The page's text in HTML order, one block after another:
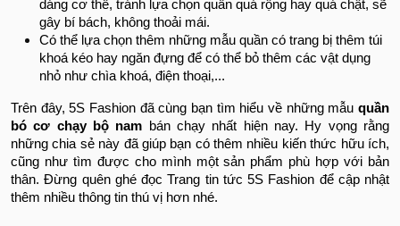
dáng cơ thể, tránh lựa chọn quần quá rộng hay quá chật, sẽ
gây bí bách, không thoải mái.
Có thể lựa chọn thêm những mẫu quần có trang bị thêm túi
khoá kéo hay ngăn đựng để có thể bỏ thêm các vật dụng
nhỏ như chìa khoá, điện thoại,...
Trên đây, 5S Fashion đã cùng bạn tìm hiểu về những mẫu quần
bó cơ chạy bộ nam
bán chạy nhất hiện nay. Hy vọng rằng
những chia sẻ này đã giúp bạn có thêm nhiều kiến thức hữu ích,
cũng như tìm được cho mình một sản phẩm phù hợp với bản
thân. Đừng quên ghé đọc Trang tin tức 5S Fashion để cập nhật
thêm nhiều thông tin thú vị hơn nhé.